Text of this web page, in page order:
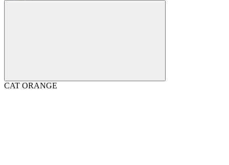
CAT ORANGE